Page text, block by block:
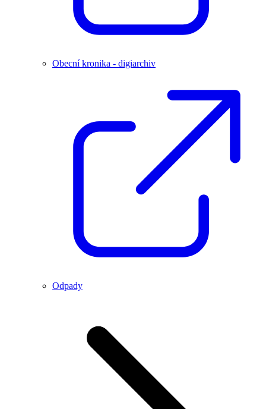
Obecní kronika - digiarchiv
Odpady